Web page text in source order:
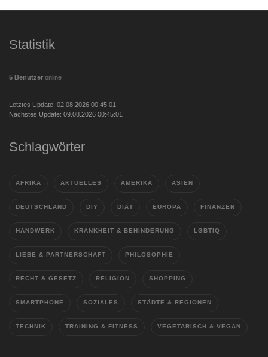
Statistik
5 Benutzer online
Letztes Update: 02.08.2026 00:45:01
Nächstes Update: 09.08.2026 00:45:01
Schlagwörter
AFRIKA AKTUELLES AMERIKA ASIEN
DEUTSCHLAND DIY DIÄT EUROPA FINANZEN
HANDWERK KRANKHEIT & BEHINDERUNG LGBTIQ
LIEBE & PARTNERSCHAFT PHILOSOPHIE
RECHT & GESETZ RELIGION SHOPPING
SMARTPHONE SOZIALES STÄDTE & REGIONEN
TECHNIK TRAINING & FITNESS VEGETARISCH & VEGAN